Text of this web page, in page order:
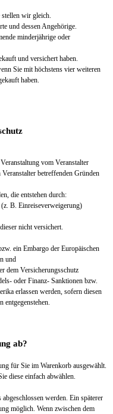
wir gleich.
und dessen Angehörige.
minderjährige oder
und versichert haben.
Sie mit höchstens vier weiteren
haben.
vom Veranstalter
betreffenden Gründen
die entstehen durch:
B. Einreiseverweigerung)
nicht versichert.
ein Embargo der Europäischen
und
dem Versicherungsschutz
oder Finanz- Sanktionen bzw.
erlassen werden, sofern diesen
entgegenstehen.
ab?
für Sie im Warenkorb ausgewählt.
diese einfach abwählen.
werden. Ein späterer
möglich. Wenn zwischen dem